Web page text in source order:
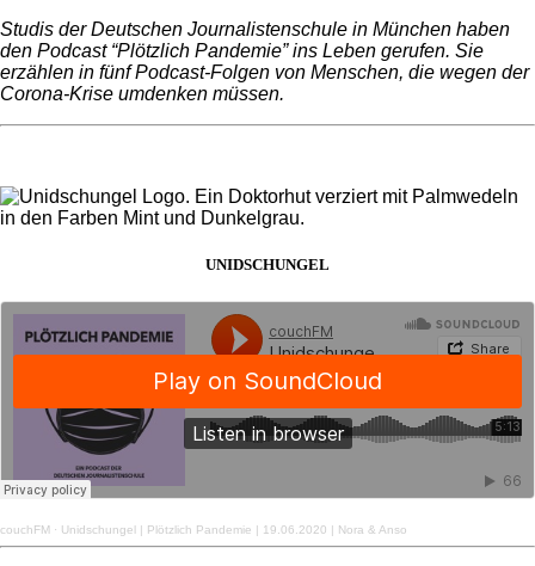
Studis der Deutschen Journalistenschule in München haben
den Podcast “Plötzlich Pandemie” ins Leben gerufen. Sie
erzählen in fünf Podcast-Folgen von Menschen, die wegen der
Corona-Krise umdenken müssen.
UNIDSCHUNGEL
couchFM · Unidschungel | Plötzlich Pandemie | 19.06.2020 | Nora & Anso